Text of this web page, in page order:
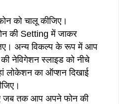
को चालू कीजिए।
की Setting में जाकर
अन्य विकल्प के रूप में आप
नेविगेशन स्लाइड को नीचे
लोकेशन का ऑप्शन दिखाई
जब तक आप अपने फोन की